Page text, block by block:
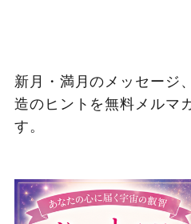
新月・満月のメッセージ
造のヒントを無料メルマ
す。